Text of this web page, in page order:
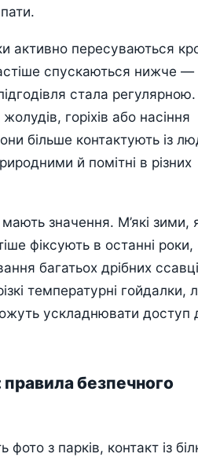
активно пересуваються
спускаються нижче —
стала
горіхів або насіння
більше контактують із
й помітні в різних
значення. М’які зими,
фіксують в останні роки,
багатьох дрібних
температурні гойдалки,
ускладнювати доступ
правила безпечного
фото з парків, контакт із